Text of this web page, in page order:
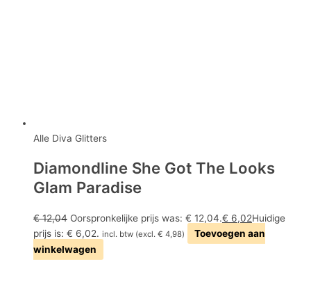
Alle Diva Glitters
Diamondline She Got The Looks
Glam Paradise
€12,04 Oorspronkelijke prijs was: € 12,04.€ 6,02Huidige
prijs is: € 6,02. incl. btw (excl. € 4,98)
Toevoegen aan
winkelwagen